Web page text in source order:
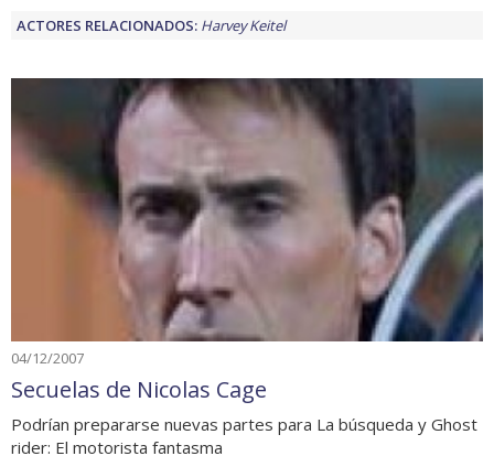
ACTORES RELACIONADOS: Harvey Keitel
04/12/2007
Secuelas de Nicolas Cage
Podrían prepararse nuevas partes para La búsqueda y Ghost
rider: El motorista fantasma